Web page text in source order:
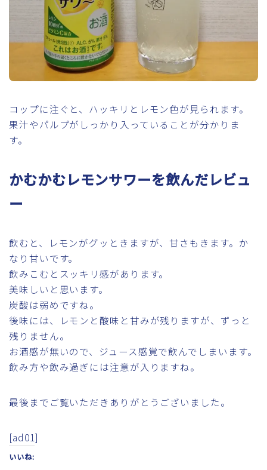
コップに注ぐと、ハッキリとレモン色が見られます。
果汁やパルプがしっかり入っていることが分かりま
す。
かむかむレモンサワーを飲んだレビュ
ー
飲むと、レモンがグッときますが、甘さもきます。か
なり甘いです。
飲みこむとスッキリ感があります。
美味しいと思います。
炭酸は弱めですね。
後味には、レモンと酸味と甘みが残りますが、ずっと
残りません。
お酒感が無いので、ジュース感覚で飲んでしまいます。
飲み方や飲み過ぎには注意が入りますね。
最後までご覧いただきありがとうございました。
[ad01]
いいね: